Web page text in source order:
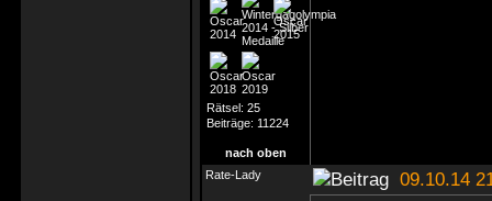
Rätsel: 25
Beiträge: 11224
nach oben
Rate-Lady
09.10.14